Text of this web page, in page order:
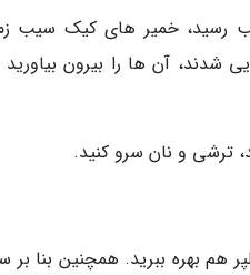
رسید، خمیر های کیک سیب
شدند، آن ها را بیرون
ترشی و نان سرو کنید.
هم بهره ببرید. همچنین بنا بر